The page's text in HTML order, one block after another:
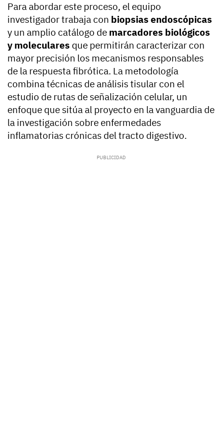
Para abordar este proceso, el equipo
investigador trabaja con biopsias endoscópicas
y un amplio catálogo de marcadores biológicos
y moleculares que permitirán caracterizar con
mayor precisión los mecanismos responsables
de la respuesta fibrótica. La metodología
combina técnicas de análisis tisular con el
estudio de rutas de señalización celular, un
enfoque que sitúa al proyecto en la vanguardia de
la investigación sobre enfermedades
inflamatorias crónicas del tracto digestivo.